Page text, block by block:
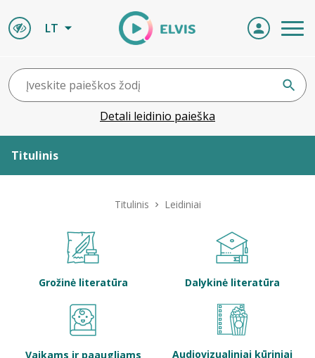
LT
Detali leidinio paieška
Titulinis
Bibliotekoms
Titulinis Leidiniai
Grožinė literatūra Dalykinė literatūra
Vaikams ir paaugliams Audiovizualiniai kūriniai